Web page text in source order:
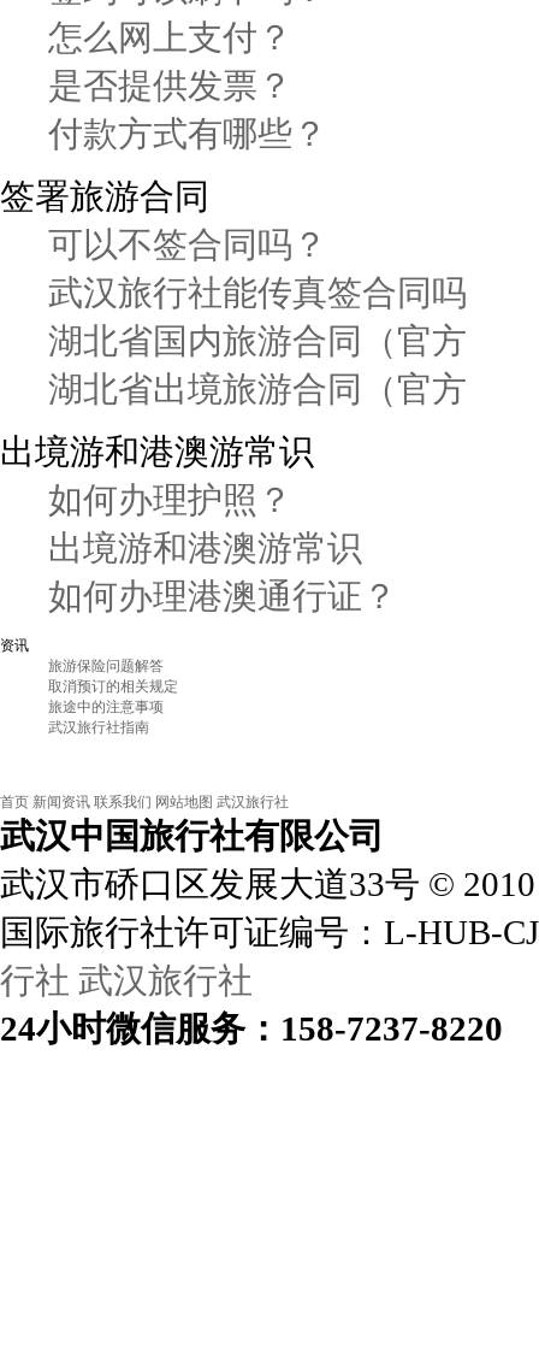
怎么网上支付？
是否提供发票？
付款方式有哪些？
签署旅游合同
可以不签合同吗？
武汉旅行社能传真签合同吗
湖北省国内旅游合同（官方
湖北省出境旅游合同（官方
出境游和港澳游常识
如何办理护照？
出境游和港澳游常识
如何办理港澳通行证？
资讯
旅游保险问题解答
取消预订的相关规定
旅途中的注意事项
武汉旅行社指南
首页 新闻资讯 联系我们 网站地图 武汉旅行社
武汉中国旅行社有限公司
武汉市硚口区发展大道33号 ©
国际旅行社许可证编号：L-HUB-
行社 武汉旅行社
24小时微信服务：158-7237-8220